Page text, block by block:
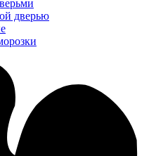
дверью